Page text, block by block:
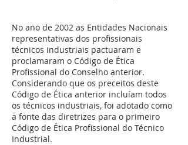
No ano de 2002 as Entidades Nacionais
representativas dos profissionais
técnicos industriais pactuaram e
proclamaram o Código de Ética
Profissional do Conselho anterior.
Considerando que os preceitos deste
Código de Ética anterior incluíam todos
os técnicos industriais, foi adotado como
a fonte das diretrizes para o primeiro
Código de Ética Profissional do Técnico
Industrial.